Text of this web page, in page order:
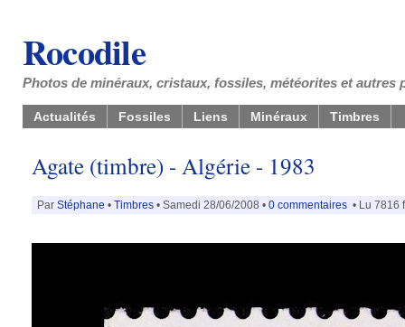
Rocodile
Photos de minéraux, cristaux, fossiles, météorites et
Actualités Fossiles Liens Minéraux Timbres
Agate (timbre) - Algérie - 1983
Par Stéphane • Timbres • Samedi 28/06/2008 • 0 commentaires • Lu 7816